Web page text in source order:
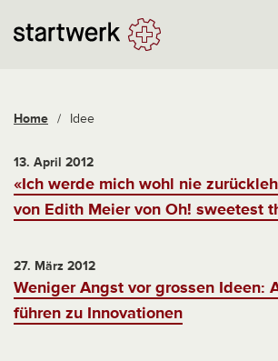
Home / Idee
13. April 2012
«Ich werde mich wohl nie
von Edith Meier von Oh! sweetest
27. März 2012
Weniger Angst vor grossen Ideen:
führen zu Innovationen